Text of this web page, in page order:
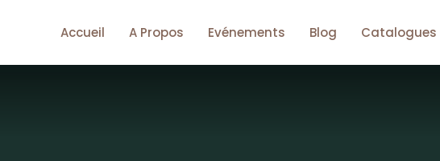
Accueil A Propos Evénements Blog Catalogues